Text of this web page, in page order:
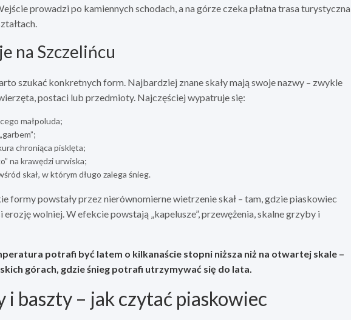
prowadzi po kamiennych schodach, a na górze czeka płatna trasa turystyczna
na Szczelińcu
szukać konkretnych form. Najbardziej znane skały mają swoje nazwy – zwykle
postaci lub przedmioty. Najczęściej wypatruje się:
małpoluda;
chroniąca pisklęta;
na krawędzi urwiska;
skał, w którym długo zalega śnieg.
formy powstały przez nierównomierne wietrzenie skał – tam, gdzie piaskowiec
erozję wolniej. W efekcie powstają „kapelusze”, przewężenia, skalne grzyby i
potrafi być latem o kilkanaście stopni niższa niż na otwartej skale –
górach, gdzie śnieg potrafi utrzymywać się do lata.
i baszty – jak czytać piaskowiec